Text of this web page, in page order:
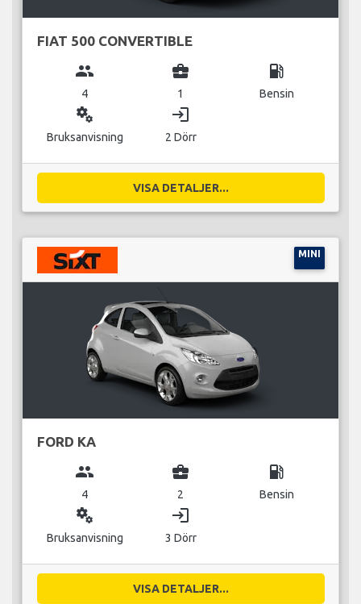
FIAT 500 CONVERTIBLE
group
4
business_center
1
local_gas_station
Bensin
miscellaneous_services
Bruksanvisning
login
2 Dörr
VISA DETALJER...
MINI
FORD KA
group
4
business_center
2
local_gas_station
Bensin
miscellaneous_services
Bruksanvisning
login
3 Dörr
VISA DETALJER...